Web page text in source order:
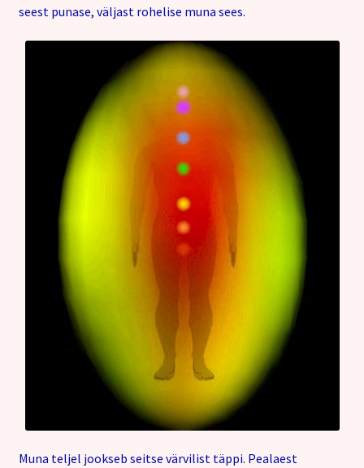
seest punase, väljast rohelise muna sees.
Muna teljel jookseb seitse värvilist täppi. Pealaest